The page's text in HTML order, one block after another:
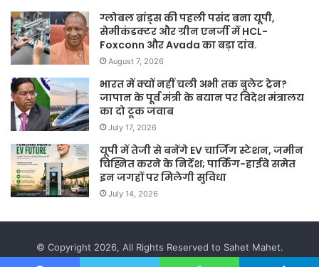
ग्लोबल ब्रांड्स की पहली पसंद बना यूपी,
सेमीकंडक्टर और ग्रीन एनर्जी में HCL-
Foxconn और Avada का बड़ा दांव.
August 7, 2026
भारत में क्यों नहीं चली अभी तक बुलेट ट्रेन?
जापान के पूर्व मंत्री के बयान पर विदेश मंत्रालय
का दो टूक जवाब
July 17, 2026
यूपी में तेजी से बनेंगे EV चार्जिंग स्टेशन, जमीन
चिह्नित करने के निर्देश; पार्किंग-हाईवे समेत
इन जगहों पर मिलेगी सुविधा
July 14, 2026
© Copyright 2026, All Rights Reserved to Sahet Mahet.